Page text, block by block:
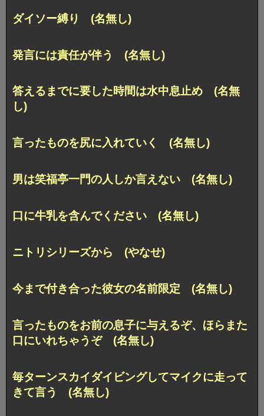
ダイソー縛り (名無し)
発言には責任が伴う (名無し)
答えるまでに要した時間は水中息止め (名無
し)
言ったものを尻に入れていく (名無し)
男は笑福亭一門の人しか言えない (名無し)
口に牛乳を含んでください (名無し)
ニトリシリーズから (やなせ)
今まで付き合った彼女の名前限定 (名無し)
言ったものをお前の息子に与えるぞ、ほらまた
口にいれちゃうぞ (名無し)
毎ターンスカイダイビングしてマイクに走って
きて言う (名無し)